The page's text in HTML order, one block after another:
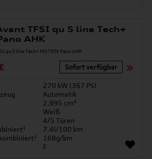
TFSI qu S line Tech+
AHK
Sofort verfügbar
270 kW (367 PS)
Automatik
2.995 cm³
Weiß
4/5 Türen
7.4l/100 km
168g/km
F